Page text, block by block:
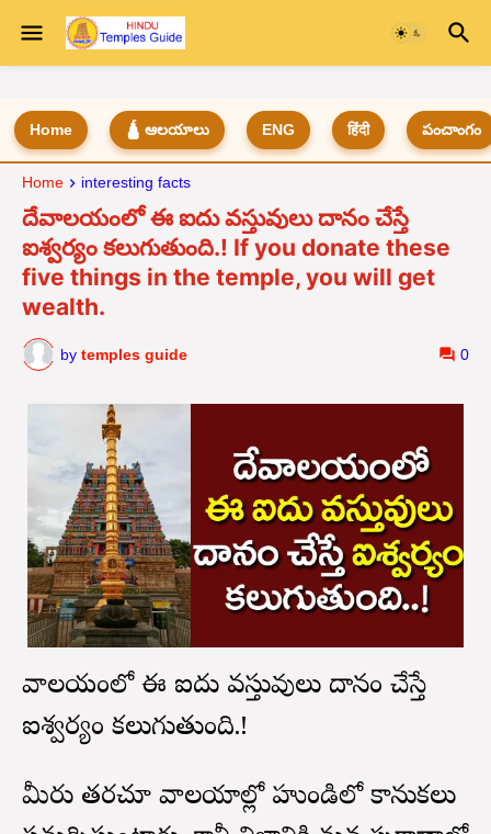
Home 🛕 ఆలయాలు ENG हिंदी పంచాంగం
Home interesting facts
దేవాలయంలో ఈ ఐదు వస్తువులు దానం చేస్తే
ఐశ్వర్యం కలుగుతుంది.! If you donate these
five things in the temple, you will get
wealth.
by temples guide 0
దేవాలయంలో ఈ ఐదు వస్తువులు దానం చేస్తే
ఐశ్వర్యం కలుగుతుంది.!
మీరు తరచూ దేవాలయాల్లో హుండిలో కానుకలు